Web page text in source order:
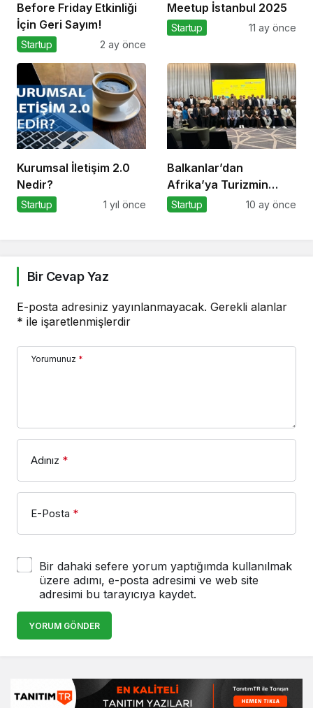
Before Friday Etkinliği
İçin Geri Sayım!
Startup 2 ay önce
Meetup İstanbul 2025
Startup 11 ay önce
Kurumsal İletişim 2.0
Nedir?
Startup 1 yıl önce
Balkanlar’dan
Afrika’ya Turizmin
Nabzı Uzakrota
Startup 10 ay önce
Bir Cevap Yaz
E-posta adresiniz yayınlanmayacak. Gerekli alanlar
* ile işaretlenmişlerdir
Yorumunuz *
Adınız *
E-Posta *
Bir dahaki sefere yorum yaptığımda kullanılmak
üzere adımı, e-posta adresimi ve web site
adresimi bu tarayıcıya kaydet.
YORUM GÖNDER